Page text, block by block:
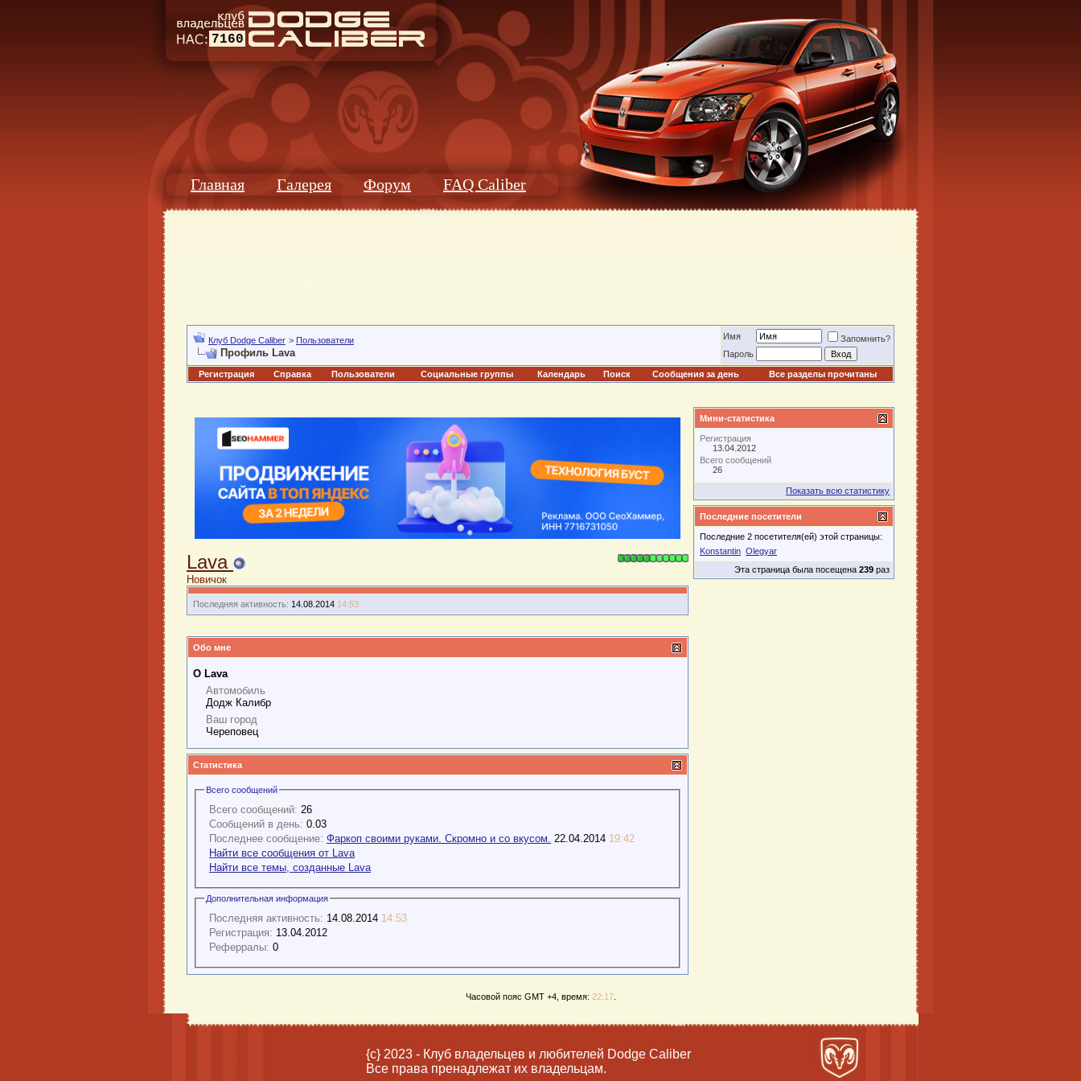
7160
Главная Галерея Форум FAQ Caliber
Клуб Dodge Caliber > Пользователи
Профиль Lava
Имя
Запомнить?
Пароль
Регистрация Справка Пользователи Социальные группы Календарь Поиск Сообщения за день Все разделы прочитаны
Lava
Новичок
Последняя активность: 14.08.2014 14:53
Обо мне
О Lava
Автомобиль
Додж Калибр
Ваш город
Череповец
Статистика
Всего сообщений
Всего сообщений: 26
Сообщений в день: 0.03
Последнее сообщение: Фаркоп своими руками. Скромно и со вкусом. 22.04.2014 19:42
Найти все сообщения от Lava
Найти все темы, созданные Lava
Дополнительная информация
Последняя активность: 14.08.2014 14:53
Регистрация: 13.04.2012
Реферралы: 0
Мини-статистика
Регистрация
13.04.2012
Всего сообщений
26
Показать всю статистику
Последние посетители
Последние 2 посетителя(ей) этой страницы:
Konstantin Olegyar
Эта страница была посещена 239 раз
Часовой пояс GMT +4, время: 22:17.
{c} 2023 - Клуб владельцев и любителей Dodge Caliber
Все права пренадлежат их владельцам.